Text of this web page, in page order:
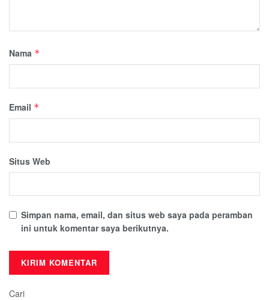
Nama *
Email *
Situs Web
Simpan nama, email, dan situs web saya pada peramban
ini untuk komentar saya berikutnya.
Cari